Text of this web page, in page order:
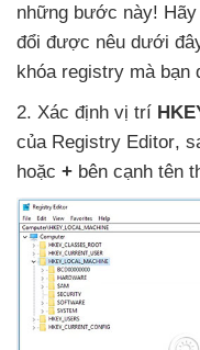
những bước này!
đổi được nêu dưới
khóa registry mà bạn
2. Xác định vị trí
của Registry Editor,
hoặc + bên cạnh tên